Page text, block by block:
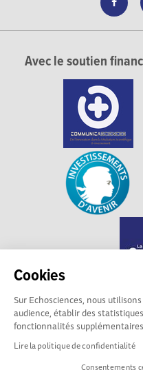
Cookies
Sur Echosciences, nous
audience, établir des
fonctionnalités
Lire la politique de confidentialité
Consentements
Avec le soutien
Echosciences Grand Est
Communicasciences